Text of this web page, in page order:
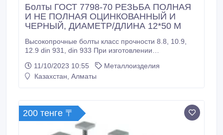
Болты ГОСТ 7798-70 РЕЗЬБА ПОЛНАЯ
И НЕ ПОЛНАЯ ОЦИНКОВАННЫЙ И
ЧЕРНЫЙ, ДИАМЕТР/ДЛИНА 12*50 М
Высокопрочные болты класс прочности 8.8, 10.9,
12.9 din 931, din 933 При изготовлении
используется сталь 40Х (углеродистая сталь),
подверженная коррозионному воздействию,
покрытием ( цинк, хроматированный цинк, горячее
цинкование).
11/10/2023 10:55
Металлоизделия
Казахстан, Алматы
200 тенге 〒